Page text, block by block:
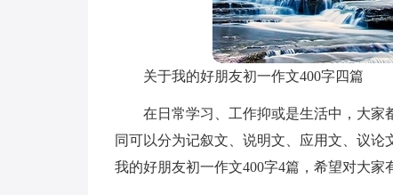
关于我的好朋友初一作文400字四篇
在日常学习、工作抑或是生活中，大家
同可以分为记叙文、说明文、应用文、议
我的好朋友初一作文400字4篇，希望对大家